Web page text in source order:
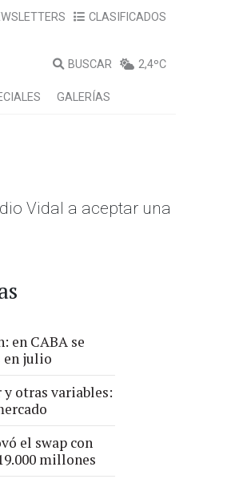
CLASIFICADOS
BUSCAR 2,4ºC
GALERÍAS
Vidal a aceptar una
en CABA se
en julio
otras variables:
el swap con
millones